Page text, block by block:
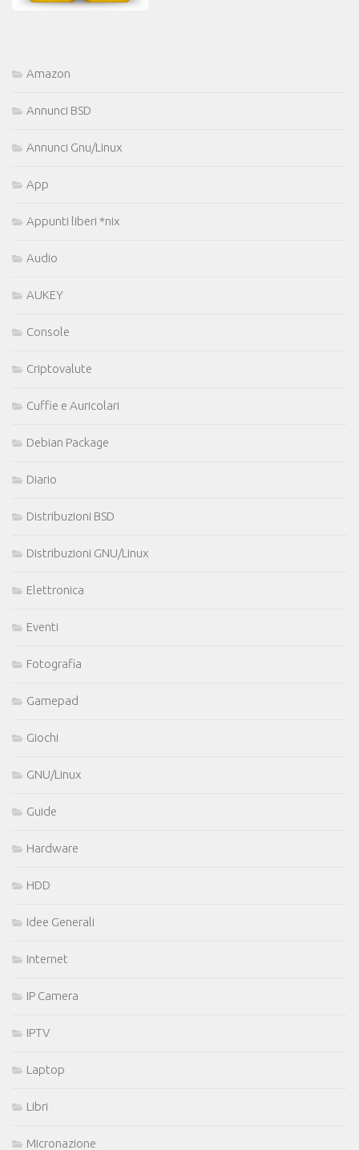
Amazon
Annunci BSD
Annunci Gnu/Linux
App
Appunti liberi *nix
Audio
AUKEY
Console
Criptovalute
Cuffie e Auricolari
Debian Package
Diario
Distribuzioni BSD
Distribuzioni GNU/Linux
Elettronica
Eventi
Fotografia
Gamepad
Giochi
GNU/Linux
Guide
Hardware
HDD
Idee Generali
Internet
IP Camera
IPTV
Laptop
Libri
Micronazione